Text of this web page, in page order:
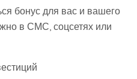
бонус для вас и вашего
в СМС, соцсетях или